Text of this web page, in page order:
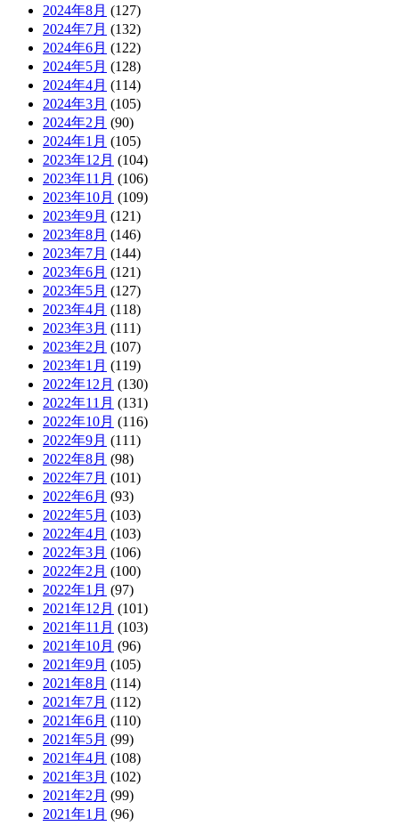
2024年8月 (127)
2024年7月 (132)
2024年6月 (122)
2024年5月 (128)
2024年4月 (114)
2024年3月 (105)
2024年2月 (90)
2024年1月 (105)
2023年12月 (104)
2023年11月 (106)
2023年10月 (109)
2023年9月 (121)
2023年8月 (146)
2023年7月 (144)
2023年6月 (121)
2023年5月 (127)
2023年4月 (118)
2023年3月 (111)
2023年2月 (107)
2023年1月 (119)
2022年12月 (130)
2022年11月 (131)
2022年10月 (116)
2022年9月 (111)
2022年8月 (98)
2022年7月 (101)
2022年6月 (93)
2022年5月 (103)
2022年4月 (103)
2022年3月 (106)
2022年2月 (100)
2022年1月 (97)
2021年12月 (101)
2021年11月 (103)
2021年10月 (96)
2021年9月 (105)
2021年8月 (114)
2021年7月 (112)
2021年6月 (110)
2021年5月 (99)
2021年4月 (108)
2021年3月 (102)
2021年2月 (99)
2021年1月 (96)